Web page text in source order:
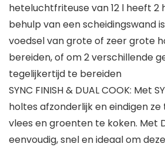
heteluchtfriteuse van 12 l heeft 2
behulp van een scheidingswand
voedsel van grote of zeer grote
bereiden, of om 2 verschillende
tegelijkertijd te bereiden
SYNC FINISH & DUAL COOK: Met
holtes afzonderlijk en eindigen
vlees en groenten te koken. Met
eenvoudig, snel en ideaal om